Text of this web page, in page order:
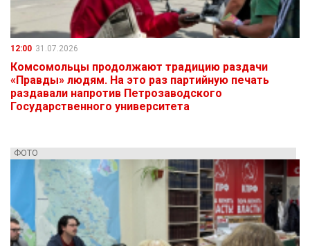
12:00 31.07.2026
Комсомольцы продолжают традицию раздачи
«Правды» людям. На это раз партийную печать
раздавали напротив Петрозаводского
Государственного университета
ФОТО